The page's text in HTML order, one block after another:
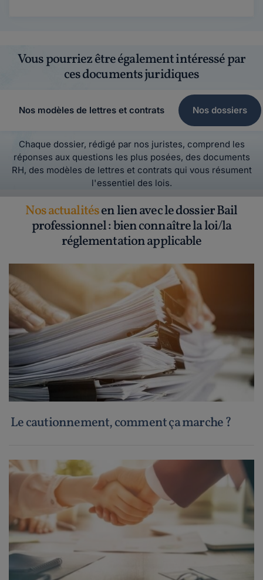
Vous pourriez être également intéressé par
ces documents juridiques
Nos modèles de lettres et contrats Nos dossiers
Chaque dossier, rédigé par nos juristes, comprend les
réponses aux questions les plus posées, des documents
RH, des modèles de lettres et contrats qui vous résument
l'essentiel des lois.
Nos actualitésen lien avec le dossier Bail
professionnel : bien connaître la loi/la
réglementation applicable
Le cautionnement, comment ça marche ?